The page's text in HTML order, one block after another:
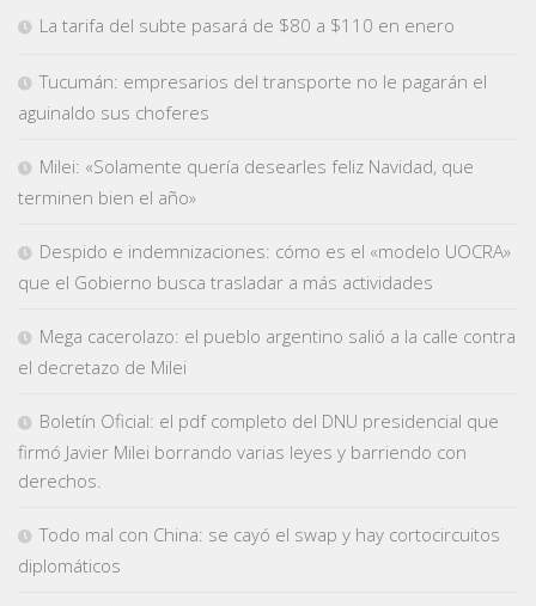
La tarifa del subte pasará de $80 a $110 en enero
Tucumán: empresarios del transporte no le pagarán el
aguinaldo sus choferes
Milei: «Solamente quería desearles feliz Navidad, que
terminen bien el año»
Despido e indemnizaciones: cómo es el «modelo UOCRA»
que el Gobierno busca trasladar a más actividades
Mega cacerolazo: el pueblo argentino salió a la calle contra
el decretazo de Milei
Boletín Oficial: el pdf completo del DNU presidencial que
firmó Javier Milei borrando varias leyes y barriendo con
derechos.
Todo mal con China: se cayó el swap y hay cortocircuitos
diplomáticos